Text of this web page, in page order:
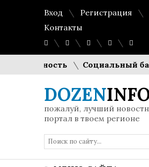
Вход
Регистрация
Контакты
Социальный
DOZEN
пожалуй, лучший
портал в твоем регионе